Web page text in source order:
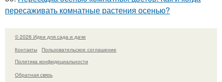
пересаживать комнатные растения осенью?
© 2026 Идеи для сада и дачи
Контакты
Пользовательское соглашение
Политика конфидециальности
Обратная связь